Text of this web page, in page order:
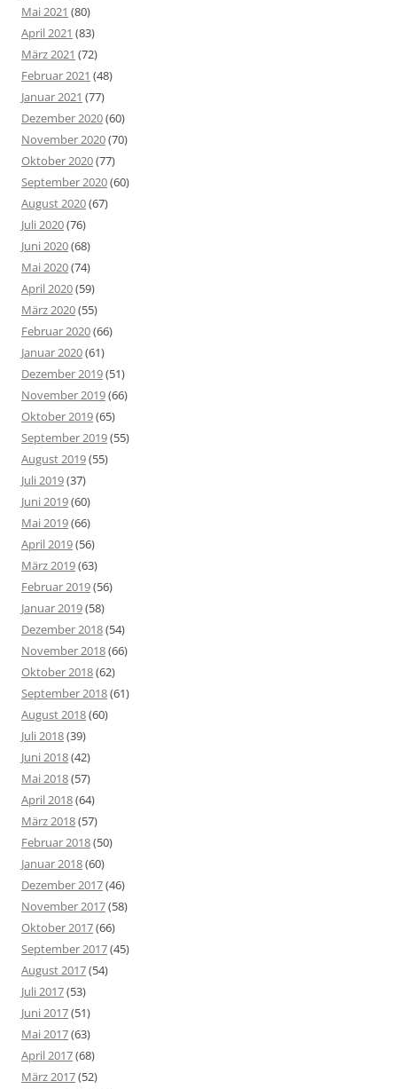
Mai 2021 (80)
April 2021 (83)
März 2021 (72)
Februar 2021 (48)
Januar 2021 (77)
Dezember 2020(60)
November 2020(70)
Oktober 2020(77)
September 2020(60)
August 2020(67)
Juli 2020(76)
Juni 2020(68)
Mai 2020(74)
April 2020(59)
März 2020(55)
Februar 2020(66)
Januar 2020(61)
Dezember 2019(51)
November 2019(66)
Oktober 2019(65)
September 2019(55)
August 2019(55)
Juli 2019(37)
Juni 2019(60)
Mai 2019(66)
April 2019(56)
März 2019(63)
Februar 2019(56)
Januar 2019(58)
Dezember 2018(54)
November 2018(66)
Oktober 2018(62)
September 2018(61)
August 2018(60)
Juli 2018(39)
Juni 2018(42)
Mai 2018(57)
April 2018(64)
März 2018(57)
Februar 2018(50)
Januar 2018(60)
Dezember 2017(46)
November 2017(58)
Oktober 2017(66)
September 2017(45)
August 2017(54)
Juli 2017(53)
Juni 2017(51)
Mai 2017(63)
April 2017(68)
März 2017(52)